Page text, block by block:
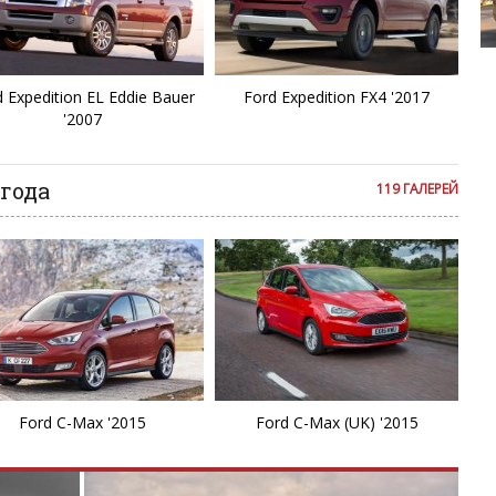
Expedition EL Eddie Bauer
'2007
Ford Expedition FX4 '2017
119 ГАЛЕРЕЙ
Ford C-Max '2015 Ford C-Max (UK) '2015